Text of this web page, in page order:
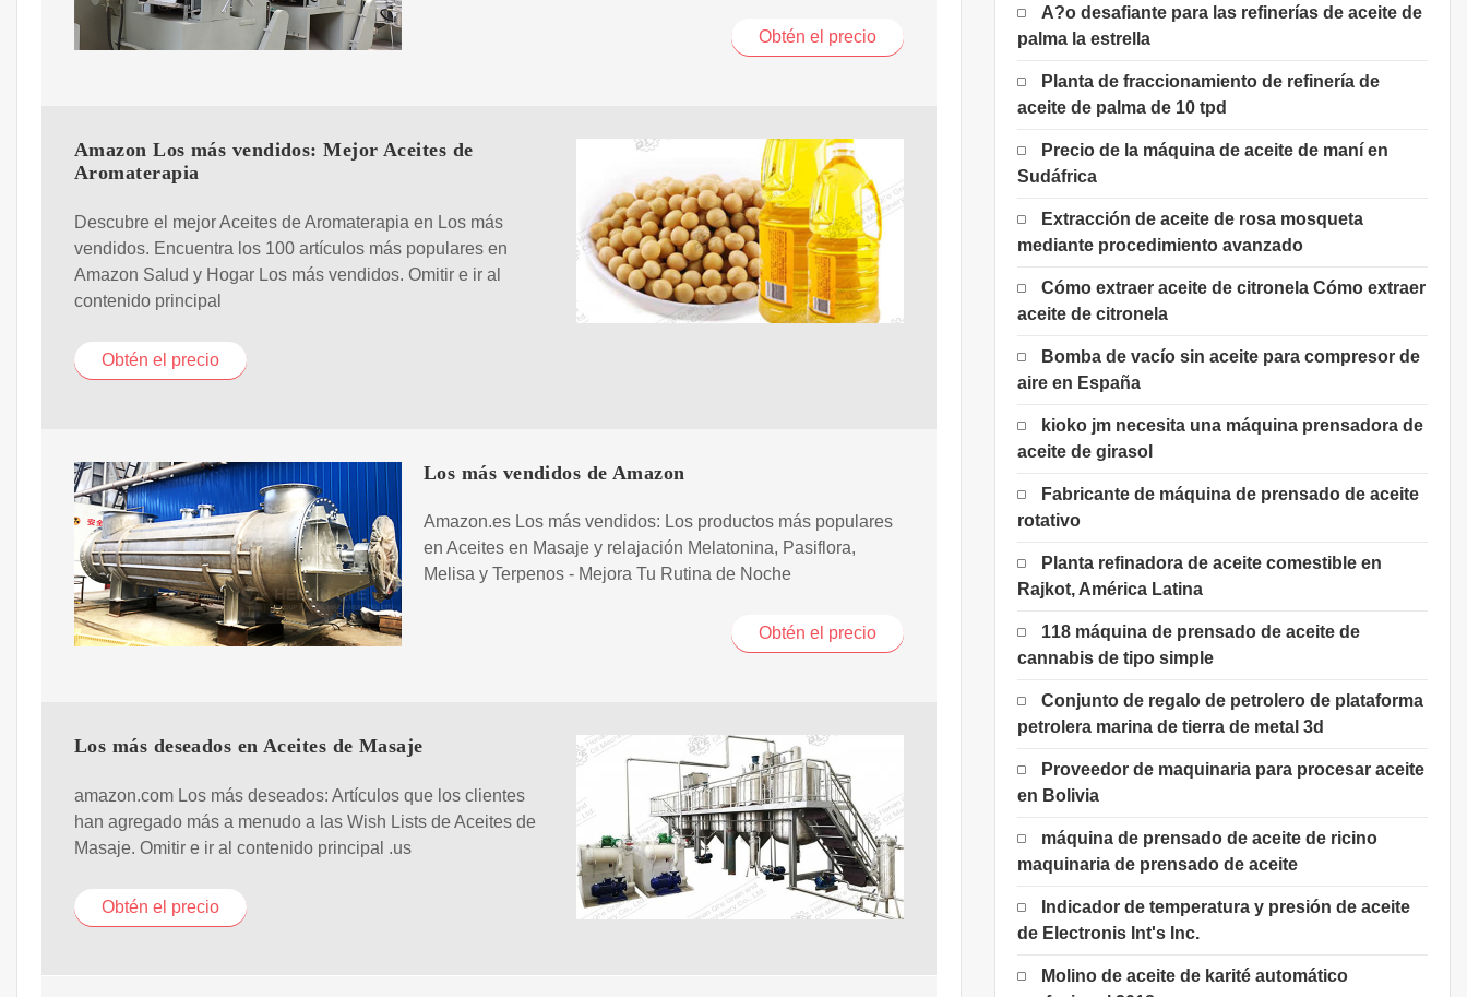
Obtén el precio
Amazon Los más vendidos: Mejor Aceites de
Aromaterapia
Descubre el mejor Aceites de Aromaterapia en Los más
vendidos. Encuentra los 100 artículos más populares en
Amazon Salud y Hogar Los más vendidos. Omitir e ir al
contenido principal
Obtén el precio
Los más vendidos de Amazon
Amazon.es Los más vendidos: Los productos más populares
en Aceites en Masaje y relajación Melatonina, Pasiflora,
Melisa y Terpenos - Mejora Tu Rutina de Noche
Obtén el precio
Los más deseados en Aceites de Masaje
amazon.com Los más deseados: Artículos que los clientes
han agregado más a menudo a las Wish Lists de Aceites de
Masaje. Omitir e ir al contenido principal .us
Obtén el precio
A?o desafiante para las refinerías de aceite de
palma la estrella
Planta de fraccionamiento de refinería de
aceite de palma de 10 tpd
Precio de la máquina de aceite de maní en
Sudáfrica
Extracción de aceite de rosa mosqueta
mediante procedimiento avanzado
Cómo extraer aceite de citronela Cómo extraer
aceite de citronela
Bomba de vacío sin aceite para compresor de
aire en España
kioko jm necesita una máquina prensadora de
aceite de girasol
Fabricante de máquina de prensado de aceite
rotativo
Planta refinadora de aceite comestible en
Rajkot, América Latina
118 máquina de prensado de aceite de
cannabis de tipo simple
Conjunto de regalo de petrolero de plataforma
petrolera marina de tierra de metal 3d
Proveedor de maquinaria para procesar aceite
en Bolivia
máquina de prensado de aceite de ricino
maquinaria de prensado de aceite
Indicador de temperatura y presión de aceite
de Electronis Int's Inc.
Molino de aceite de karité automático